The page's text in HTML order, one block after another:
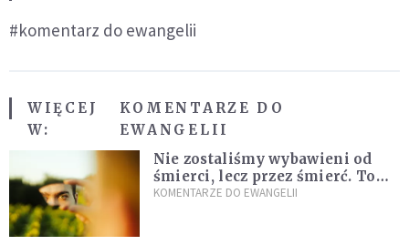
#komentarz do ewangelii
WIĘCEJ
W:
KOMENTARZE DO
EWANGELII
Nie zostaliśmy wybawieni od
śmierci, lecz przez śmierć. To
jedna z największych tajemnic
KOMENTARZE DO EWANGELII